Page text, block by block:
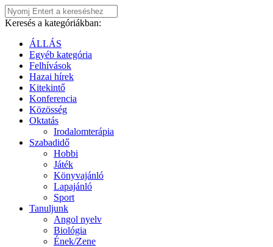
Keresés a kategóriákban:
ÁLLÁS
Egyéb kategória
Felhívások
Hazai hírek
Kitekintő
Konferencia
Közösség
Oktatás
Irodalomterápia
Szabadidő
Hobbi
Játék
Könyvajánló
Lapajánló
Sport
Tanuljunk
Angol nyelv
Biológia
Ének/Zene